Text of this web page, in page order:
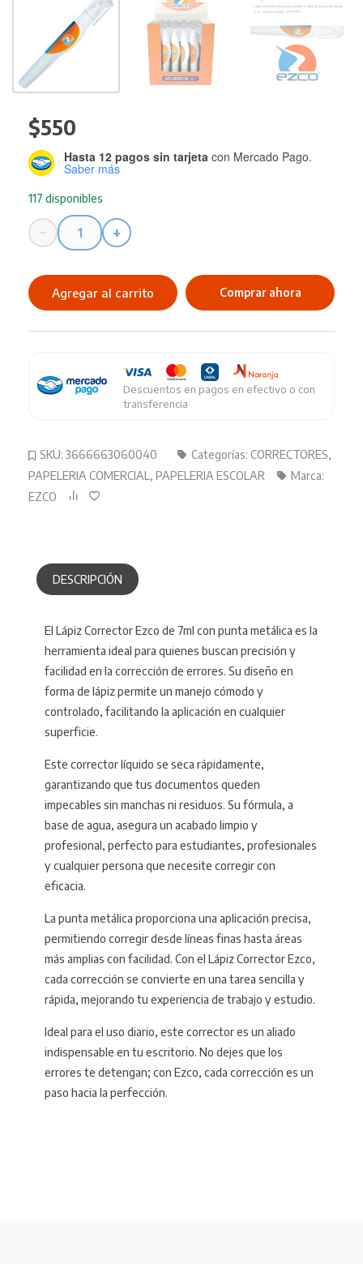
$550
117 disponibles
Hasta 12 pagos sin tarjeta con Mercado Pago.
Saber más
−
Corrector
Ezco
7ML
+
Agregar al carrito Comprar ahora
SKU: 3666663060040 Categorías: CORRECTORES,
PAPELERIA COMERCIAL , PAPELERIA ESCOLAR
Marca:
EZCO
Descuentos en pagos en efectivo o con
transferencia
DESCRIPCIÓN
El Lápiz Corrector Ezco de 7ml con punta metálica es la
herramienta ideal para quienes buscan precisión y
facilidad en la corrección de errores. Su diseño en
forma de lápiz permite un manejo cómodo y
controlado, facilitando la aplicación en cualquier
superficie.
Este corrector líquido se seca rápidamente,
garantizando que tus documentos queden
impecables sin manchas ni residuos. Su fórmula, a
base de agua, asegura un acabado limpio y
profesional, perfecto para estudiantes, profesionales
y cualquier persona que necesite corregir con
eficacia.
La punta metálica proporciona una aplicación precisa,
permitiendo corregir desde líneas finas hasta áreas
más amplias con facilidad. Con el Lápiz Corrector Ezco,
cada corrección se convierte en una tarea sencilla y
rápida, mejorando tu experiencia de trabajo y estudio.
Ideal para el uso diario, este corrector es un aliado
indispensable en tu escritorio. No dejes que los
errores te detengan; con Ezco, cada corrección es un
paso hacia la perfección.